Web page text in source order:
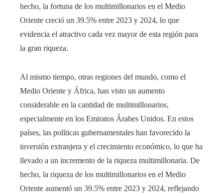
hecho, la fortuna de los multimillonarios en el Medio
Oriente creció un 39.5% entre 2023 y 2024, lo que
evidencia el atractivo cada vez mayor de esta región para
la gran riqueza.
Al mismo tiempo, otras regiones del mundo, como el
Medio Oriente y África, han visto un aumento
considerable en la cantidad de multimillonarios,
especialmente en los Emiratos Árabes Unidos. En estos
países, las políticas gubernamentales han favorecido la
inversión extranjera y el crecimiento económico, lo que ha
llevado a un incremento de la riqueza multimillonaria. De
hecho, la riqueza de los multimillonarios en el Medio
Oriente aumentó un 39.5% entre 2023 y 2024, reflejando